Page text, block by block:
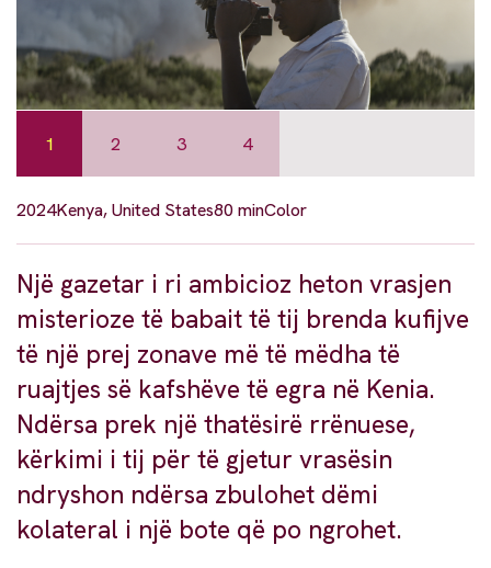
1 2 3 4
2024Kenya, United States80 minColor
Një gazetar i ri ambicioz heton vrasjen
misterioze të babait të tij brenda kufijve
të një prej zonave më të mëdha të
ruajtjes së kafshëve të egra në Kenia.
Ndërsa prek një thatësirë rrënuese,
kërkimi i tij për të gjetur vrasësin
ndryshon ndërsa zbulohet dëmi
kolateral i një bote që po ngrohet.